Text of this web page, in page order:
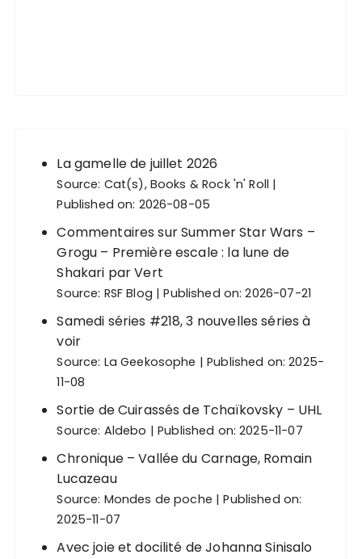
La gamelle de juillet 2026
Source: Cat(s), Books & Rock 'n' Roll
Published on: 2026-08-05
Commentaires sur Summer Star Wars –
Grogu – Première escale : la lune de
Shakari par Vert
Source: RSF Blog Published on: 2026-07-21
Samedi séries #218, 3 nouvelles séries à
voir
Source: La Geekosophe
Published on: 2025-
11-08
Sortie de Cuirassés de Tchaïkovsky – UHL
Source: Aldebo Published on: 2025-11-07
Chronique – Vallée du Carnage, Romain
Lucazeau
Source: Mondes de poche
Published on:
2025-11-07
Avec joie et docilité de Johanna Sinisalo